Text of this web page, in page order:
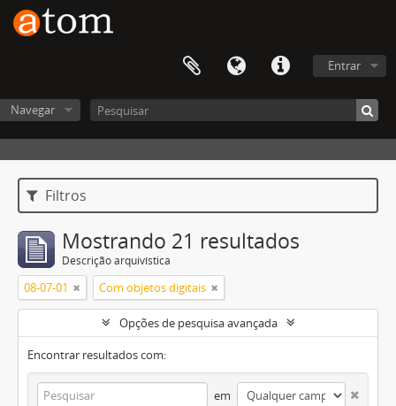
Entrar
Navegar
Filtros
Mostrando 21 resultados
Descrição arquivística
08-07-01 Com objetos digitais
Opções de pesquisa avançada
Encontrar resultados com:
em